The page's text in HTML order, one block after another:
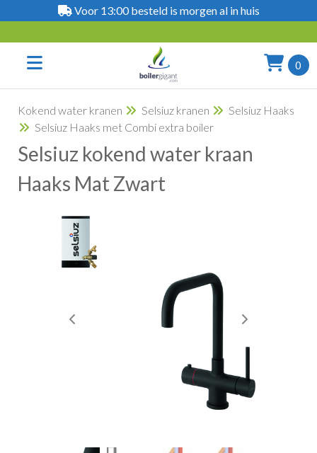
Voor 13:00 besteld is morgen al in huis
0
Kokend water kranen Selsiuz kranen
Selsiuz Haaks
Selsiuz Haaks met Combi extra boiler
Selsiuz kokend water kraan
Haaks Mat Zwart